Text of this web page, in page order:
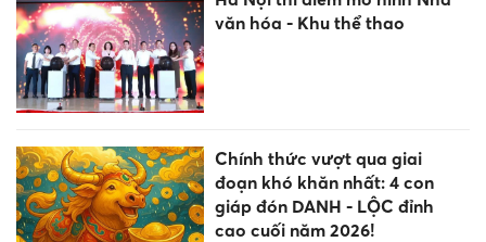
văn hóa - Khu thể thao
Chính thức vượt qua giai
đoạn khó khăn nhất: 4 con
giáp đón DANH - LỘC đỉnh
cao cuối năm 2026!